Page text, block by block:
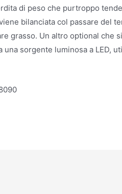
di peso che purtroppo
bilanciata col passare del
grasso. Un altro optional che
una sorgente luminosa a LED,